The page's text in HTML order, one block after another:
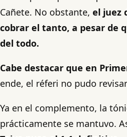
Cañete. No obstante, el juez
cobrar el tanto, a pesar de
del todo.
Cabe destacar que en
ende, el réferi no pudo
Ya en el complemento, la
prácticamente se mantuvo.